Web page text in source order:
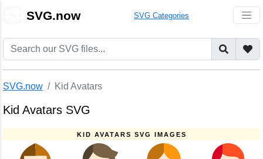
SVG.now SVG Categories
SVG.now Kid Avatars
Kid Avatars SVG
KID AVATARS SVG IMAGES